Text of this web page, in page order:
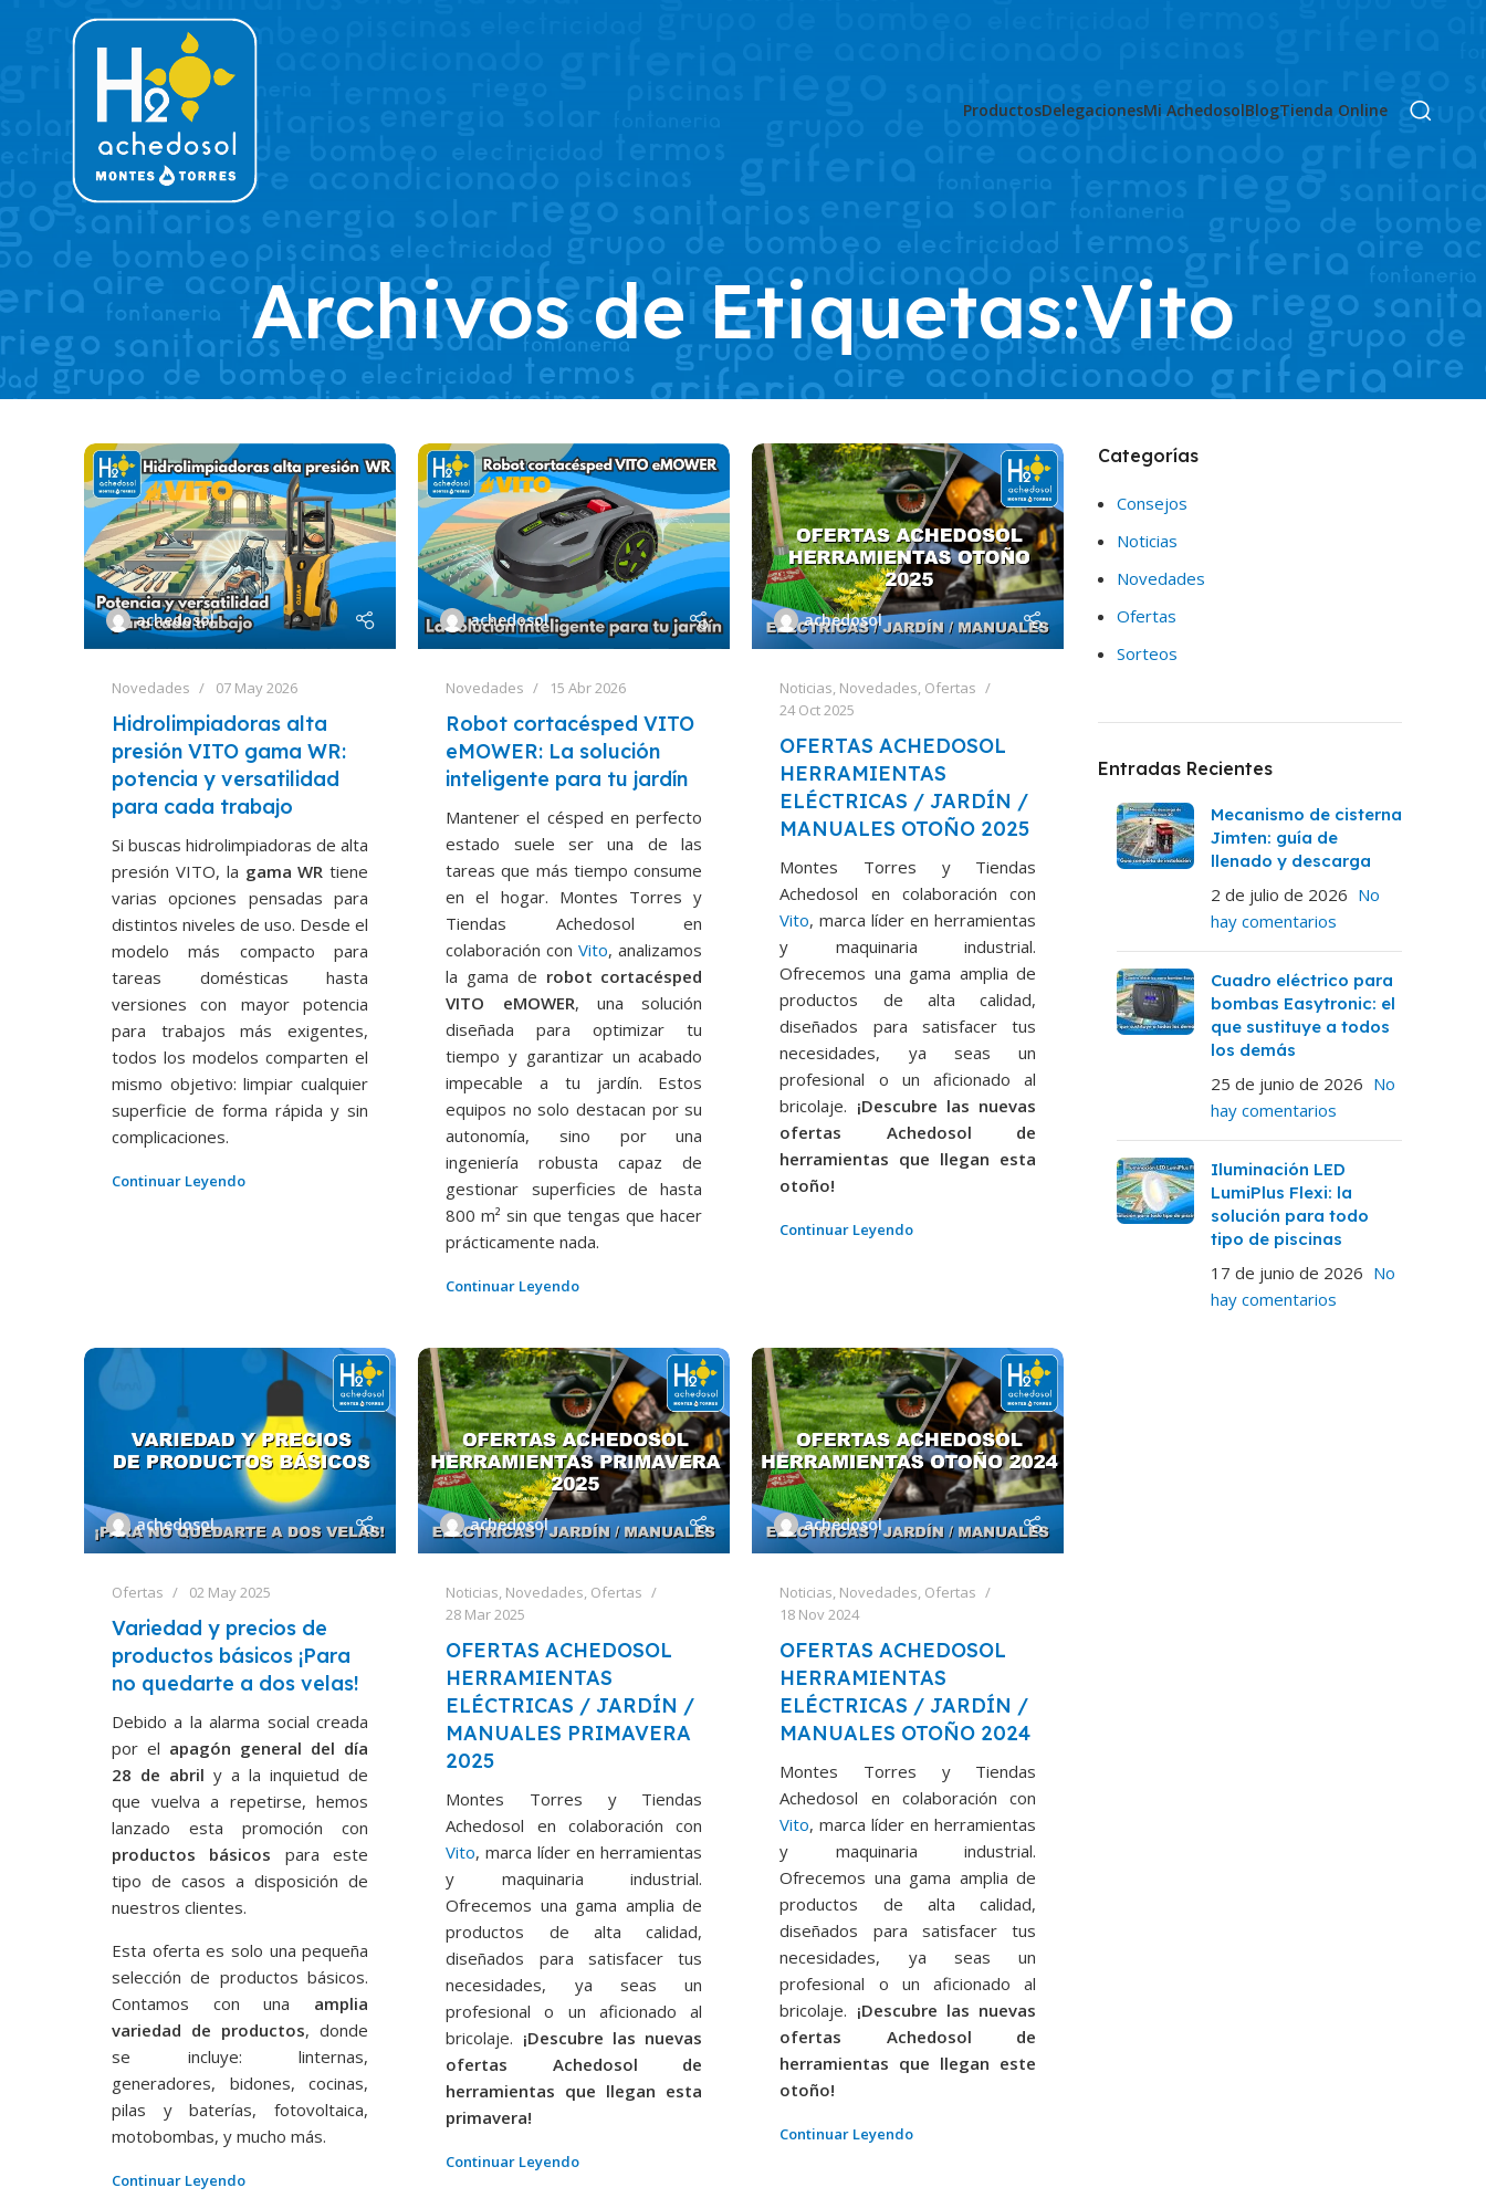
ProductosDelegacionesMi AchedosolBlogTienda Online
Archivos de Etiquetas:Vito
achedosol
Novedades 07 May 2026
Hidrolimpiadoras alta
presión VITO gama WR:
potencia y versatilidad
para cada trabajo
Si buscas hidrolimpiadoras de alta
presión VITO, la gama WR tiene
varias opciones pensadas para
distintos niveles de uso. Desde el
modelo más compacto para
tareas domésticas hasta
versiones con mayor potencia
para trabajos más exigentes,
todos los modelos comparten el
mismo objetivo: limpiar cualquier
superficie de forma rápida y sin
complicaciones.
Continuar Leyendo
achedosol
Novedades 15 Abr 2026
Robot cortacésped VITO
eMOWER: La solución
inteligente para tu jardín
Mantener el césped en perfecto
estado suele ser una de las
tareas que más tiempo consume
en el hogar. Montes Torres y
Tiendas Achedosol en
colaboración conVito, analizamos
la gama de robot cortacésped
VITO eMOWER, una solución
diseñada para optimizar tu
tiempo y garantizar un acabado
impecable a tu jardín. Estos
equipos no solo destacan por su
autonomía, sino por una
ingeniería robusta capaz de
gestionar superficies de hasta
800 m² sin que tengas que hacer
prácticamente nada.
Continuar Leyendo
achedosol
Noticias, Novedades, Ofertas
24 Oct 2025
OFERTAS ACHEDOSOL
HERRAMIENTAS
ELÉCTRICAS / JARDÍN /
MANUALES OTOÑO 2025
Montes Torres y Tiendas
Achedosol en colaboración con
Vito, marca líder en herramientas
y maquinaria industrial.
Ofrecemos una gama amplia de
productos de alta calidad,
diseñados para satisfacer tus
necesidades, ya seas un
profesional o un aficionado al
bricolaje. ¡Descubre las nuevas
ofertas Achedosol de
herramientas que llegan esta
otoño!
Continuar Leyendo
achedosol
Ofertas 02 May 2025
Variedad y precios de
productos básicos ¡Para
no quedarte a dos velas!
Debido a la alarma social creada
por el apagón general del día
28 de abril y a la inquietud de
que vuelva a repetirse, hemos
lanzado esta promoción con
productos básicos para este
tipo de casos a disposición de
nuestros clientes.
Esta oferta es solo una pequeña
selección de productos básicos.
Contamos con una amplia
variedad de productos, donde
se incluye: linternas,
generadores, bidones, cocinas,
pilas y baterías, fotovoltaica,
motobombas, y mucho más.
Continuar Leyendo
achedosol
Noticias, Novedades, Ofertas
28 Mar 2025
OFERTAS ACHEDOSOL
HERRAMIENTAS
ELÉCTRICAS / JARDÍN /
MANUALES PRIMAVERA
2025
Montes Torres y Tiendas
Achedosol en colaboración con
Vito, marca líder en herramientas
y maquinaria industrial.
Ofrecemos una gama amplia de
productos de alta calidad,
diseñados para satisfacer tus
necesidades, ya seas un
profesional o un aficionado al
bricolaje. ¡Descubre las nuevas
ofertas Achedosol de
herramientas que llegan esta
primavera!
Continuar Leyendo
achedosol
Noticias, Novedades, Ofertas
18 Nov 2024
OFERTAS ACHEDOSOL
HERRAMIENTAS
ELÉCTRICAS / JARDÍN /
MANUALES OTOÑO 2024
Montes Torres y Tiendas
Achedosol en colaboración con
Vito, marca líder en herramientas
y maquinaria industrial.
Ofrecemos una gama amplia de
productos de alta calidad,
diseñados para satisfacer tus
necesidades, ya seas un
profesional o un aficionado al
bricolaje. ¡Descubre las nuevas
ofertas Achedosol de
herramientas que llegan este
otoño!
Continuar Leyendo
Categorías
Consejos
Noticias
Novedades
Ofertas
Sorteos
Entradas Recientes
Mecanismo de cisterna
Jimten: guía de
llenado y descarga
2 de julio de 2026 No
hay comentarios
Cuadro eléctrico para
bombas Easytronic: el
que sustituye a todos
los demás
25 de junio de 2026 No
hay comentarios
Iluminación LED
LumiPlus Flexi: la
solución para todo
tipo de piscinas
17 de junio de 2026 No
hay comentarios